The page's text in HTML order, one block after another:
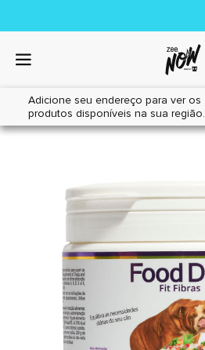
Adicione seu endereço para ver os
produtos disponíveis na sua região.
Home|Cães|Farmácia